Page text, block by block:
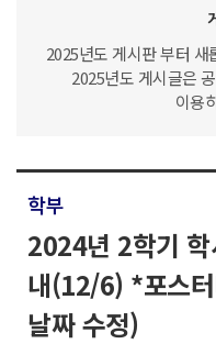
2025년도 게시판 부터
2025년도 게시글은
이용
학부
2024년 2학기
내(12/6) *포스
날짜 수정)